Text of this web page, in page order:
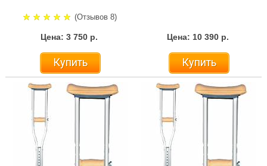
(Отзывов 8)
Цена: 3 750 р.
Купить
Цена: 10 390 р.
Купить